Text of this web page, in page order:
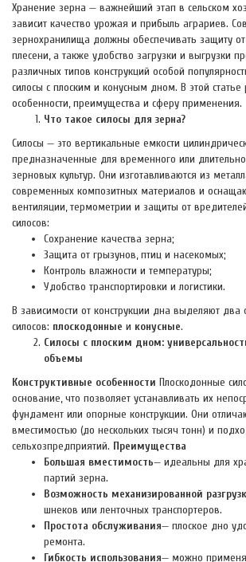
Хранение зерна — важнейший этап в сельском
зависит качество урожая и прибыль аграриев.
зернохранилища должны обеспечивать защиту
плесени, а также удобство загрузки и выгрузки
различных типов конструкций особой
силосы с плоским и конусным дном. В этой
особенности, преимущества и сферу применения.
Что такое силосы для зерна?
Силосы — это вертикальные емкости
предназначенные для временного или
зерновых культур. Они изготавливаются из
современных композитных материалов и
вентиляции, термометрии и защиты от
силосов:
Сохранение качества зерна;
Защита от грызунов, птиц и насекомых;
Контроль влажности и температуры;
Удобство транспортировки и логистики.
В зависимости от конструкции дна выделяют два
силосов: плоскодонные и конусные.
Силосы с плоским дном:
объемы
Конструктивные особенности Плоскодонные
основание, что позволяет устанавливать их
фундамент или опорные конструкции. Они
вместимостью (до нескольких тысяч тонн) и
сельхозпредприятий. Преимущества
Большая вместимость— идеальны для
партий зерна.
Возможность механизированной
шнеков или ленточных транспортеров.
Простота обслуживания— плоское дно
ремонта.
Гибкость использования— можно